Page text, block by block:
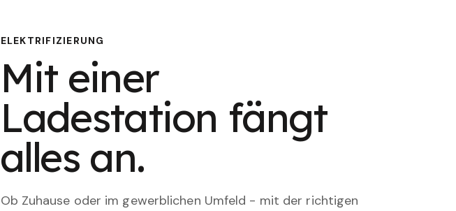
ELEKTRIFIZIERUNG
Mit einer
Ladestation fängt
alles an.
Ob Zuhause oder im gewerblichen Umfeld - mit der richtigen